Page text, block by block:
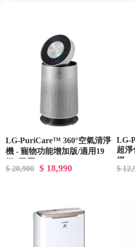
LG-PuriCare™ 360°空氣清淨
機 - 寵物功能增加版/適用19
$ 20,900 $ 18,990
LG-
超淨
坪
$